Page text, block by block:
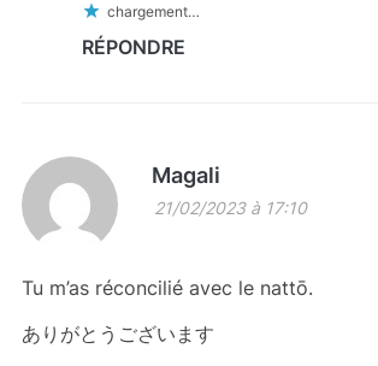
chargement…
RÉPONDRE
Magali
21/02/2023 à 17:10
Tu m’as réconcilié avec le nattō.
ありがとうございます